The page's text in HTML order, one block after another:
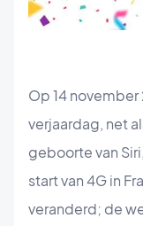
Op 14
verjaardag, net
geboorte van
start van 4G in
veranderd; de